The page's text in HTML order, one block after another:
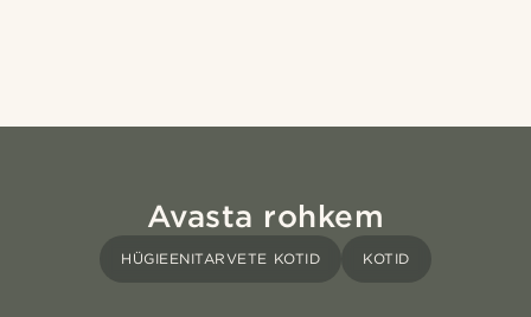
Avasta rohkem
HÜGIEENITARVETE KOTID KOTID